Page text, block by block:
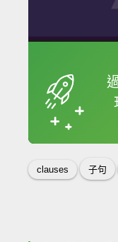
clauses 子句